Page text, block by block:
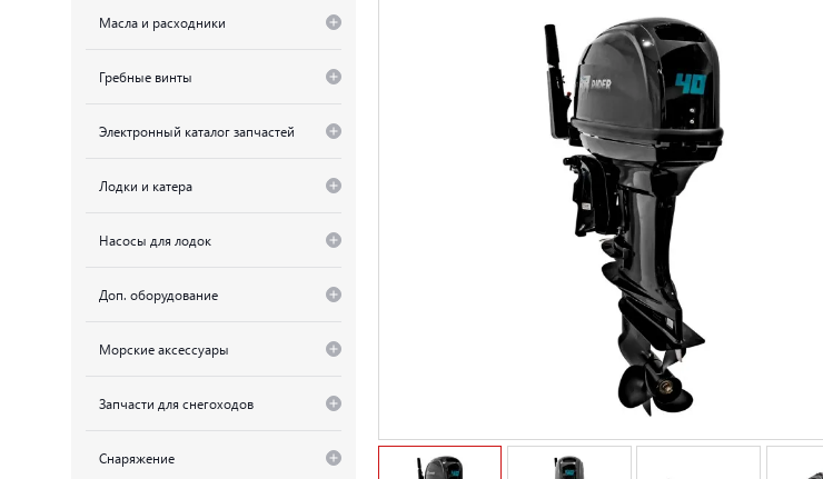
Масла и расходники
Гребные винты
Электронный каталог запчастей
Лодки и катера
Насосы для лодок
Доп. оборудование
Морские аксессуары
Запчасти для снегоходов
Снаряжение